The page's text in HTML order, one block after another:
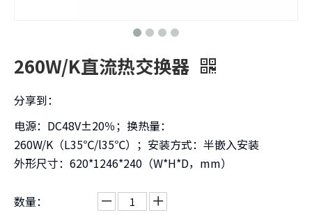
260W/K直流热交换器
分享到：
电源：DC48V±20％；换热量：
260W/K（L35℃/l35℃）；安装方式：半嵌入安装
外形尺寸：620*1246*240（W*H*D，mm）
数量：